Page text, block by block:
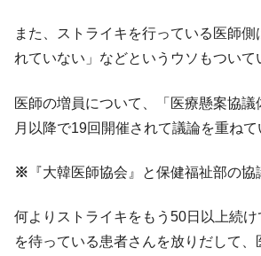
また、ストライキを行っている医師側
れていない」などというウソもついて
医師の増員について、「医療懸案協議
月以降で19回開催されて議論を重ねて
※ 『大韓医師協会』と保健福祉部の協
何よりストライキをもう50日以上続
を待っている患者さんを放りだして